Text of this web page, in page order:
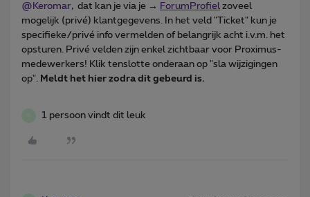
@Keromar, dat kan je via je → ForumProfiel zoveel
mogelijk (privé) klantgegevens. In het veld "Ticket" kun je
specifieke/privé info vermelden of belangrijk acht i.v.m. het
opsturen. Privé velden zijn enkel zichtbaar voor Proximus-
medewerkers! Klik tenslotte onderaan op "sla wijzigingen
op".
Meldt het hier zodra dit gebeurd is.
1 persoon vindt dit leuk